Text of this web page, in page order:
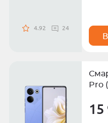
4.92 24
Pro
15